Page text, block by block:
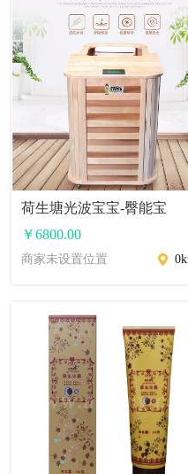
荷生塘光波宝宝-臀能宝
￥6800.00
商家未设置位置